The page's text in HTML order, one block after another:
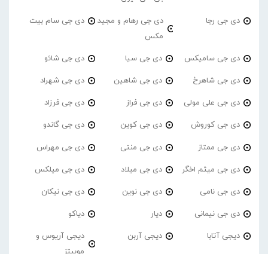
دی جی رجا
دی جی رهام و مجید
مکس
دی جی سام بیت
دی جی سامیکس دی جی سیا دی جی شائو
دی جی شاهرخ دی جی شاهین دی جی شهراد
دی جی علی مولی دی جی فراز دی جی فرزاد
دی جی کوروش دی جی کوین دی جی گاندو
دی جی ممتاز دی جی منتی دی جی مهراس
دی جی میثم اخگر دی جی میلاد دی جی میلکس
دی جی نامی دی جی نوین دی جی نیکان
دی جی نیمانی دیار دیاکو
دیجی آتابا دیجی آربن
دیجی آریوس و
موبیتز